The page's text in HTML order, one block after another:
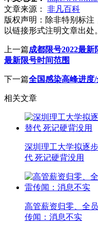
文章来源：
非凡百科
版权声明： 除非特别标注
以链接形式注明文章出处。
上一篇成都限号2022最新
最新限号时间范围
下一篇全国感染高峰进度
相关文章
深圳理工大学拟逐
代 死记硬背没用
高管薪资归零、全
传闻：消息不实